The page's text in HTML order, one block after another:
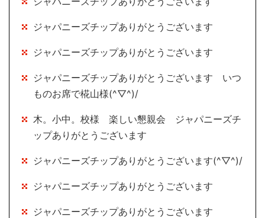
ジャパニーズチップありがとうございます
ジャパニーズチップありがとうございます
ジャパニーズチップありがとうございます いつ
ものお席で椛山様(^▽^)/
木。小中。校様 楽しい懇親会 ジャパニーズチ
ップありがとうございます
ジャパニーズチップありがとうございます(^▽^)/
ジャパニーズチップありがとうございます
ジャパニーズチップありがとうございます